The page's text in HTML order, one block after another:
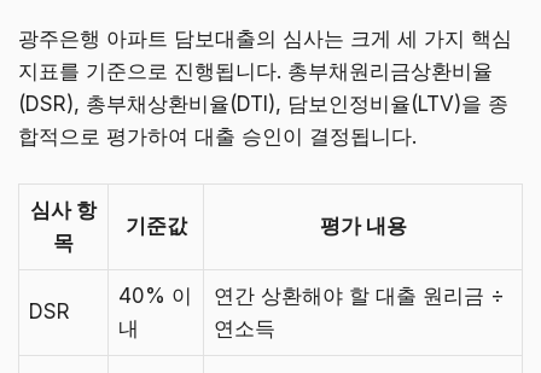
광주은행 아파트 담보대출의 심사는 크게 세 가지 핵심
지표를 기준으로 진행됩니다. 총부채원리금상환비율
(DSR), 총부채상환비율(DTI), 담보인정비율(LTV)을 종
합적으로 평가하여 대출 승인이 결정됩니다.
심사 항
목
기준값 평가 내용
DSR
40% 이
내
연간 상환해야 할 대출 원리금 ÷
연소득